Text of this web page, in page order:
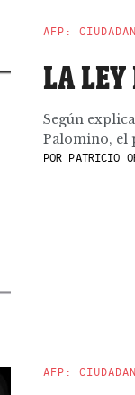
AFP:
LA
Según
Palomino, el
POR PATRICIO
AFP: